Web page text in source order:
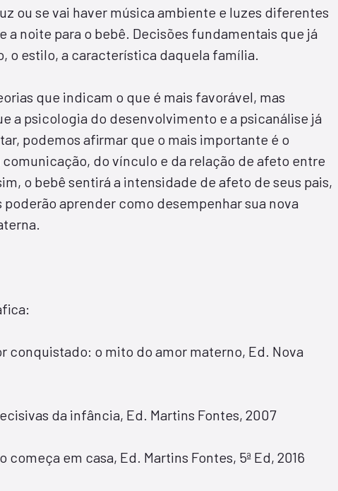
ou se vai haver música ambiente e luzes diferentes
a noite para o bebê. Decisões fundamentais que já
o estilo, a característica daquela família.
que indicam o que é mais favorável, mas
a psicologia do desenvolvimento e a psicanálise já
podemos afirmar que o mais importante é o
do vínculo e da relação de afeto entre
o bebê sentirá a intensidade de afeto de seus pais,
poderão aprender como desempenhar sua nova
conquistado: o mito do amor materno, Ed. Nova
da infância, Ed. Martins Fontes, 2007
começa em casa, Ed. Martins Fontes, 5ª Ed, 2016